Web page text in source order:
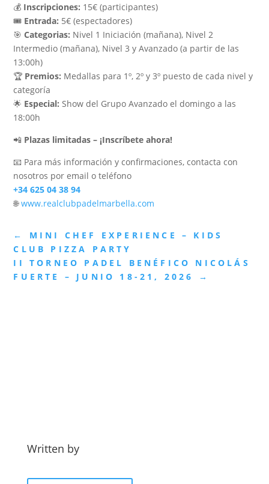
💰 Inscripciones: 15€ (participantes)
🎟️ Entrada: 5€ (espectadores)
🎯Categorias: Nivel 1 Iniciación (mañana), Nivel 2
Intermedio (mañana), Nivel 3 y Avanzado (a partir de las
13:00h)
🏆 Premios: Medallas para 1º, 2º y 3º puesto de cada nivel y
categoría
🌟 Especial: Show del Grupo Avanzado el domingo a las
18:00h
📲 Plazas limitadas – ¡Inscríbete ahora!
📧 Para más información y confirmaciones, contacta con
nosotros por email o teléfono
+34 625 04 38 94
🌐www.realclubpadelmarbella.com
← MINI CHEF EXPERIENCE – KIDS
CLUB PIZZA PARTY
II TORNEO PADEL BENÉFICO NICOLÁS
FUERTE – JUNIO 18-21, 2026
→
Written by